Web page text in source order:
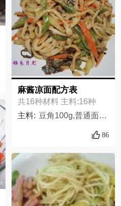
麻酱凉面配方表
共16种材料 主料:16种
主料: 豆角100g,普通面粉500g,盐1小勺,小苏打2g,水适量,黄瓜一根,胡萝卜一根,卷心菜100g,麻椒2个,麻酱3汤勺,豆豉酱2汤勺,香油1小勺,陈醋1小勺,蒜蓉2小勺,芝麻1小勺,冰水适量,
86